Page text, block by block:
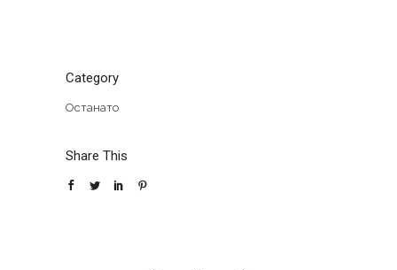
Category
Останато
Share This